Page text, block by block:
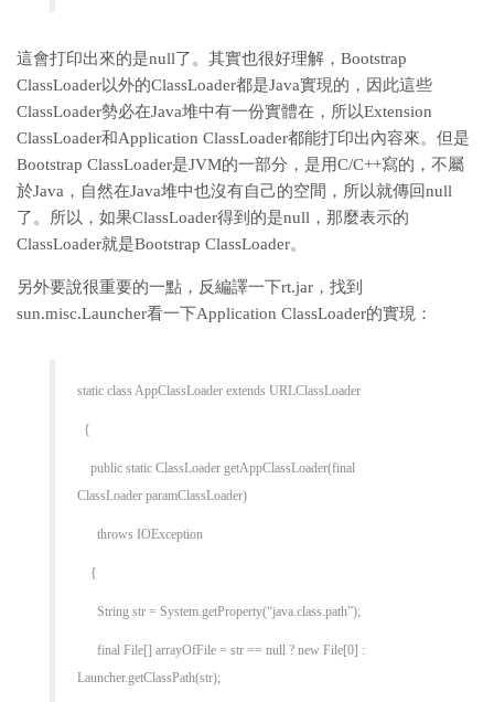
這會打印出來的是null了。其實也很好理解，Bootstrap
ClassLoader以外的ClassLoader都是Java實現的，因此這些
ClassLoader勢必在Java堆中有一份實體在，所以Extension
ClassLoader和Application ClassLoader都能打印出內容來。但是
Bootstrap ClassLoader是JVM的一部分，是用C/C++寫的，不屬
於Java，自然在Java堆中也沒有自己的空間，所以就傳回null
了。所以，如果ClassLoader得到的是null，那麼表示的
ClassLoader就是Bootstrap ClassLoader。
另外要說很重要的一點，反編譯一下rt.jar，找到
sun.misc.Launcher看一下Application ClassLoader的實現：
static class AppClassLoader extends URLClassLoader
{
public static ClassLoader getAppClassLoader(final
ClassLoader paramClassLoader)
throws IOException
{
String str = System.getProperty(“java.class.path”);
final File[] arrayOfFile = str == null ? new File[0] :
Launcher.getClassPath(str);